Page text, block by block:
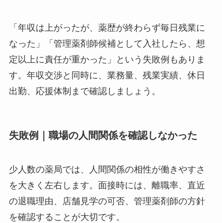
「年収は上がったが、薬歴が終わらず毎日残業に
なった」「管理薬剤師候補として入社したら、想
定以上に責任が重かった」という失敗例もありま
す。年収交渉と同時に、業務量、残業実績、休日
出勤、応援体制まで確認しましょう。
失敗例｜職場の人間関係を確認しなかった
少人数の薬局では、人間関係の相性が働きやすさ
を大きく左右します。面接時には、離職率、直近
の退職理由、店舗見学の可否、管理薬剤師の方針
を確認することが大切です。